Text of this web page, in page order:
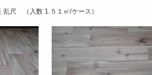
乱尺 （入数 1.５１㎡/ケース）